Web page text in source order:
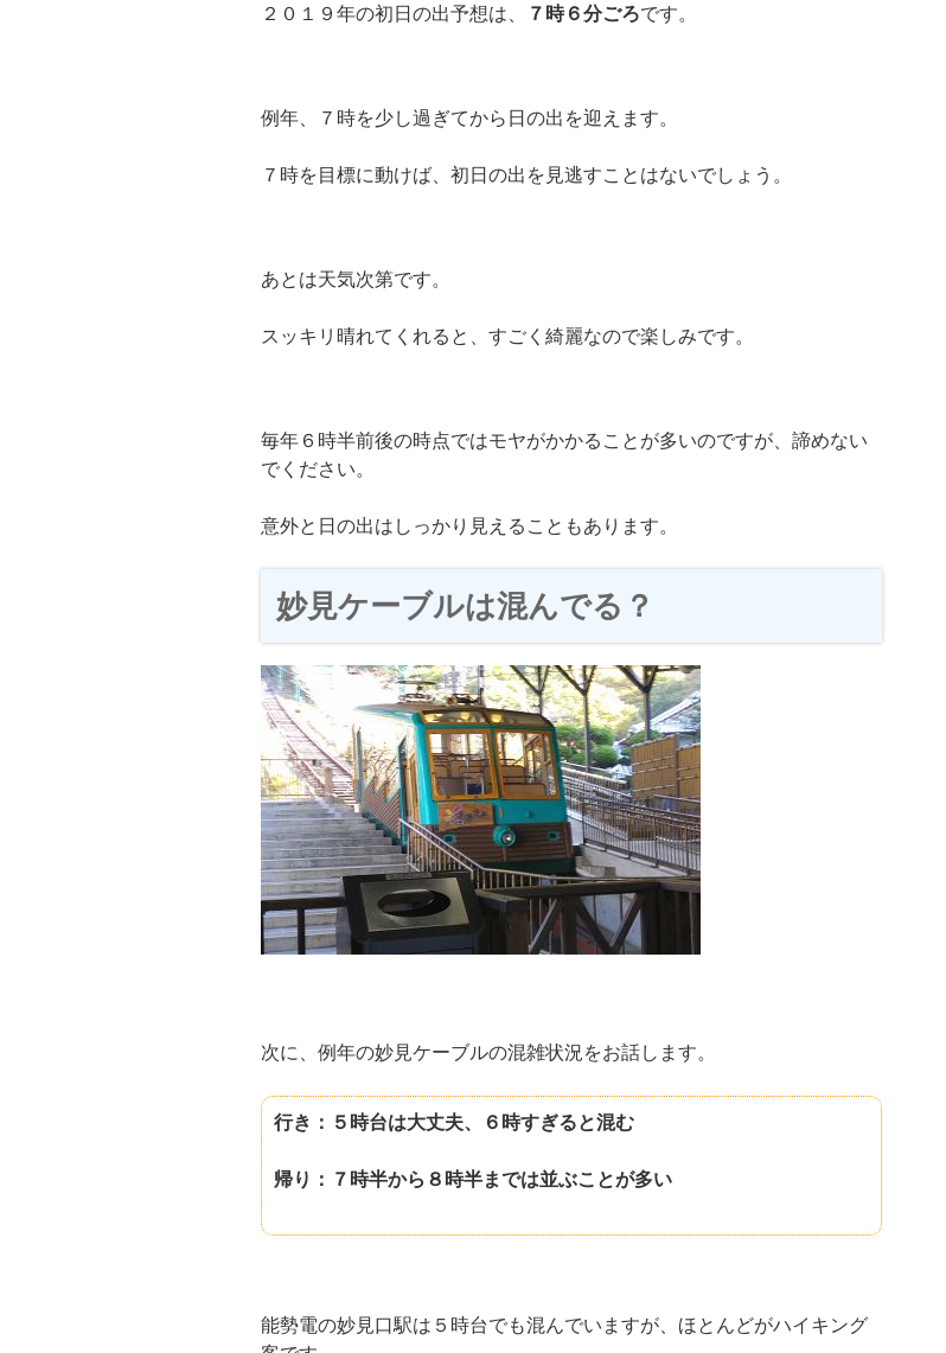
２０１９年の初日の出予想は、 ７時６分ごろです。
例年、７時を少し過ぎてから日の出を迎えます。
７時を目標に動けば、初日の出を見逃すことはないでしょう。
あとは天気次第です。
スッキリ晴れてくれると、すごく綺麗なので楽しみです。
毎年６時半前後の時点ではモヤがかかることが多いのですが、諦めない
でください。
意外と日の出はしっかり見えることもあります。
妙見ケーブルは混んでる？
次に、例年の妙見ケーブルの混雑状況をお話します。
行き：５時台は大丈夫、６時すぎると混む
帰り：７時半から８時半までは並ぶことが多い
能勢電の妙見口駅は５時台でも混んでいますが、ほとんどがハイキング